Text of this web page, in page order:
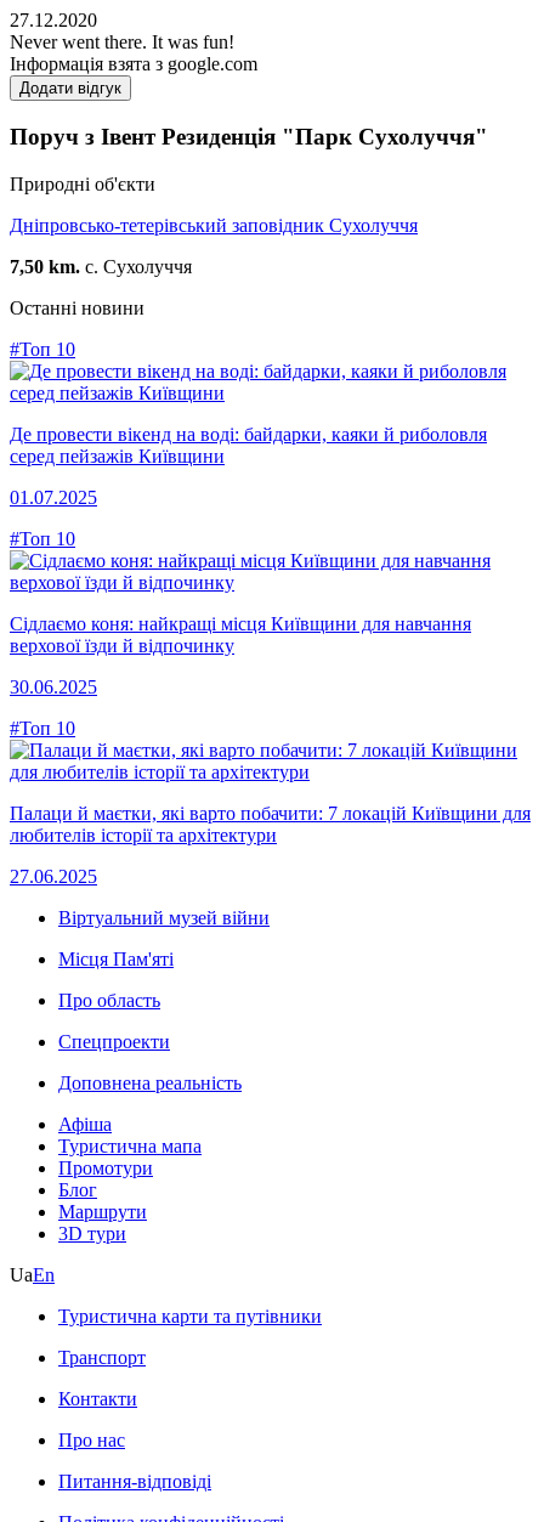
27.12.2020
Never went there. It was fun!
Інформація взята з google.com
Додати відгук
Поруч з Івент Резиденція "Парк Сухолуччя"
Природні об'єкти
Дніпровсько-тетерівський заповідник Сухолуччя
7,50 km. с. Сухолуччя
Останні новини
#Топ 10
Де провести вікенд на воді: байдарки, каяки й риболовля
серед пейзажів Київщини
01.07.2025
#Топ 10
Сідлаємо коня: найкращі місця Київщини для навчання
верхової їзди й відпочинку
30.06.2025
#Топ 10
Палаци й маєтки, які варто побачити: 7 локацій Київщини для
любителів історії та архітектури
27.06.2025
Віртуальний музей війни
Місця Пам'яті
Про область
Спецпроекти
Доповнена реальність
Афіша
Туристична мапа
Промотури
Блог
Маршрути
3D тури
UaEn
Туристична карти та путівники
Транспорт
Контакти
Про нас
Питання-відповіді